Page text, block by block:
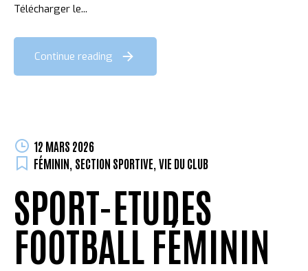
Télécharger le...
Continue reading
12 MARS 2026
FÉMININ SECTION SPORTIVE VIE DU CLUB
SPORT-ETUDES
FOOTBALL FÉMININ